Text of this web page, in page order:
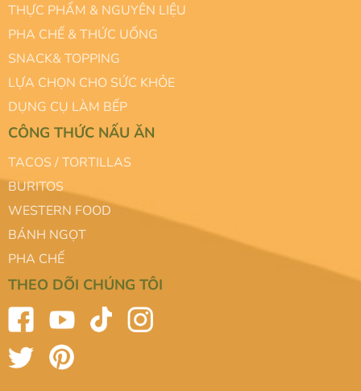
THỰC PHẨM & NGUYÊN LIỆU
PHA CHẾ & THỨC UỐNG
SNACK& TOPPING
LỰA CHỌN CHO SỨC KHỎE
DỤNG CỤ LÀM BẾP
CÔNG THỨC NẤU ĂN
TACOS / TORTILLAS
BURITOS
WESTERN FOOD
BÁNH NGỌT
PHA CHẾ
THEO DÕI CHÚNG TÔI